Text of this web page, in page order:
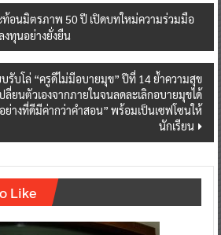
ท้อนมิตรภาพ 50 ปี เปิดบทใหม่ความร่วมมือ
ทุนอย่างยั่งยืน
รับโล่ “ครูดีไม่มีอบายมุข” ปีที่ 14 ย้ำความสุข
ลี่ยนตัวเองจากภายในจนลดละเลิกอบายมุขได้
ย่างที่ดีมีค่ากว่าคำสอน” พร้อมเป็นเซฟโซนให้
นักเรียน
Like